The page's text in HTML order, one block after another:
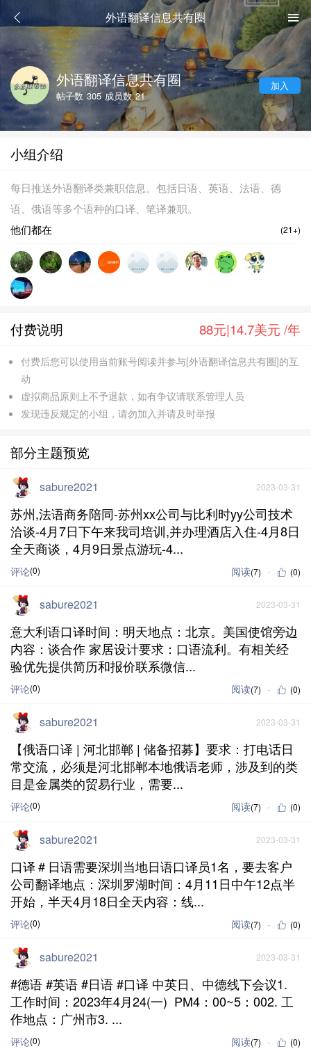
外语翻译信息共有圈
外语翻译信息共有圈
帖子数 305 成员数 21
加入
小组介绍
每日推送外语翻译类兼职信息。包括日语、英语、法语、德
语、俄语等多个语种的口译、笔译兼职。
(21+)
他们都在
88元|14.7美元 /年
付费说明
付费后您可以使用当前账号阅读并参与[外语翻译信息共有圈]的互
动
虚拟商品原则上不予退款，如有争议请联系管理人员
发现违反规定的小组，请勿加入并请及时举报
部分主题预览
sabure2021 2023-03-31
苏州,法语商务陪同-苏州xx公司与比利时yy公司技术
洽谈-4月7日下午来我司培训,并办理酒店入住-4月8日
全天商谈，4月9日景点游玩-4...
评论(0) 阅读(7) (0)
sabure2021 2023-03-31
意大利语口译时间：明天地点：北京。美国使馆旁边
内容：谈合作 家居设计要求：口语流利。有相关经
验优先提供简历和报价联系微信...
评论(0) 阅读(7) (0)
sabure2021 2023-03-31
【俄语口译 | 河北邯郸 | 储备招募】要求：打电话日
常交流，必须是河北邯郸本地俄语老师，涉及到的类
目是金属类的贸易行业，需要...
评论(0) 阅读(7) (0)
sabure2021 2023-03-31
口译＃日语需要深圳当地日语口译员1名，要去客户
公司翻译地点：深圳罗湖时间：4月11日中午12点半
开始，半天4月18日全天内容：线...
评论(0) 阅读(7) (0)
sabure2021 2023-03-31
#德语 #英语 #日语 #口译 中英日、中德线下会议1.
工作时间：2023年4月24(一) PM4：00~5：002. 工
作地点：广州市3. ...
评论(0) 阅读(7) (0)